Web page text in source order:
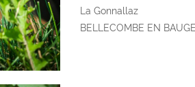
La Gonnallaz
BELLECOMBE EN